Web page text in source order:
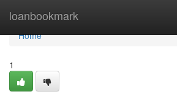
loanbookmark
Home
Home
1